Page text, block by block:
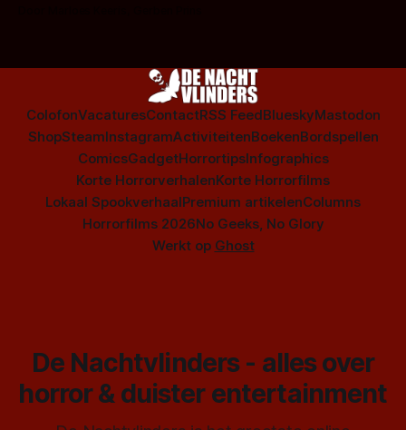
ColofonVacaturesContactRSS FeedBlueskyMastodon
ShopSteamInstagramActiviteitenBoekenBordspellen
ComicsGadgetHorrortipsInfographics
Korte HorrorverhalenKorte Horrorfilms
Lokaal SpookverhaalPremium artikelenColumns
Horrorfilms 2026No Geeks, No Glory
Werkt op Ghost
De Nachtvlinders - alles over
horror & duister entertainment